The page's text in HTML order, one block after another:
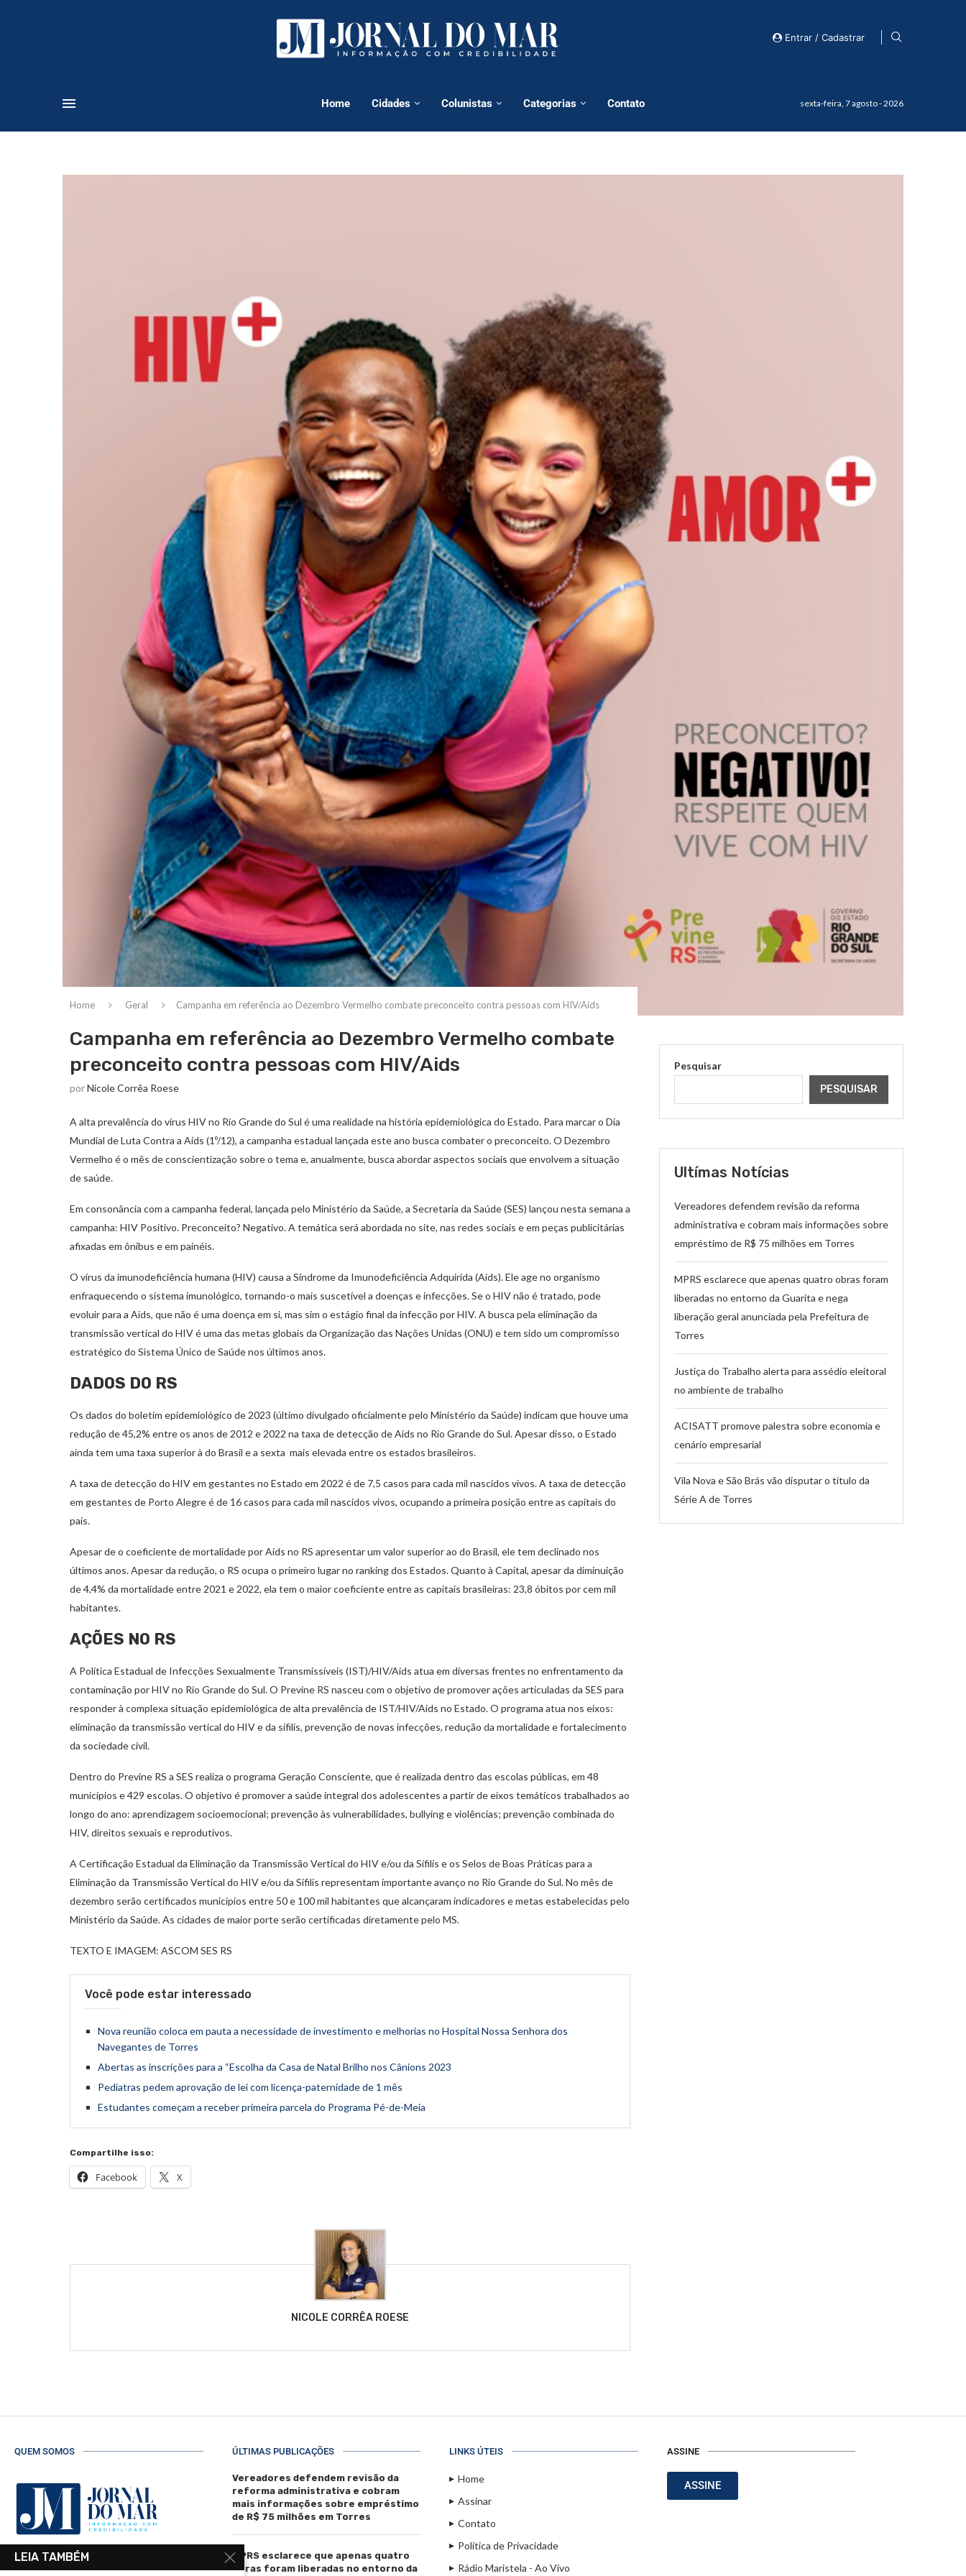
Entrar / Cadastrar
Home Cidades Colunistas Categorias Contato sexta-feira, 7 agosto - 2026
Home Geral Campanha em referência ao Dezembro Vermelho combate preconceito contra pessoas com HIV/Aids
Campanha em referência ao Dezembro Vermelho combate
preconceito contra pessoas com HIV/Aids
porNicole Corrêa Roese
A alta prevalência do vírus HIV no Rio Grande do Sul é uma realidade na história epidemiológica do Estado. Para marcar o Dia
Mundial de Luta Contra a Aids (1º/12), a campanha estadual lançada este ano busca combater o preconceito. O Dezembro
Vermelho é o mês de conscientização sobre o tema e, anualmente, busca abordar aspectos sociais que envolvem a situação
de saúde.
Em consonância com a campanha federal, lançada pelo Ministério da Saúde, a Secretaria da Saúde (SES) lançou nesta semana a
campanha: HIV Positivo. Preconceito? Negativo. A temática será abordada no site, nas redes sociais e em peças publicitárias
afixadas em ônibus e em painéis.
O vírus da imunodeficiência humana (HIV) causa a Síndrome da Imunodeficiência Adquirida (Aids). Ele age no organismo
enfraquecendo o sistema imunológico, tornando-o mais suscetível a doenças e infecções. Se o HIV não é tratado, pode
evoluir para a Aids, que não é uma doença em si, mas sim o estágio final da infecção por HIV. A busca pela eliminação da
transmissão vertical do HIV é uma das metas globais da Organização das Nações Unidas (ONU) e tem sido um compromisso
estratégico do Sistema Único de Saúde nos últimos anos.
DADOS DO RS
Os dados do boletim epidemiológico de 2023 (último divulgado oficialmente pelo Ministério da Saúde) indicam que houve uma
redução de 45,2% entre os anos de 2012 e 2022 na taxa de detecção de Aids no Rio Grande do Sul. Apesar disso, o Estado
ainda tem uma taxa superior à do Brasil e a sexta mais elevada entre os estados brasileiros.
A taxa de detecção do HIV em gestantes no Estado em 2022 é de 7,5 casos para cada mil nascidos vivos. A taxa de detecção
em gestantes de Porto Alegre é de 16 casos para cada mil nascidos vivos, ocupando a primeira posição entre as capitais do
país.
Apesar de o coeficiente de mortalidade por Aids no RS apresentar um valor superior ao do Brasil, ele tem declinado nos
últimos anos. Apesar da redução, o RS ocupa o primeiro lugar no ranking dos Estados. Quanto à Capital, apesar da diminuição
de 4,4% da mortalidade entre 2021 e 2022, ela tem o maior coeficiente entre as capitais brasileiras: 23,8 óbitos por cem mil
habitantes.
AÇÕES NO RS
A Política Estadual de Infecções Sexualmente Transmissíveis (IST)/HIV/Aids atua em diversas frentes no enfrentamento da
contaminação por HIV no Rio Grande do Sul. O Previne RS nasceu com o objetivo de promover ações articuladas da SES para
responder à complexa situação epidemiológica de alta prevalência de IST/HIV/Aids no Estado. O programa atua nos eixos:
eliminação da transmissão vertical do HIV e da sífilis, prevenção de novas infecções, redução da mortalidade e fortalecimento
da sociedade civil.
Dentro do Previne RS a SES realiza o programa Geração Consciente, que é realizada dentro das escolas públicas, em 48
municípios e 429 escolas. O objetivo é promover a saúde integral dos adolescentes a partir de eixos temáticos trabalhados ao
longo do ano: aprendizagem socioemocional; prevenção às vulnerabilidades, bullying e violências; prevenção combinada do
HIV, direitos sexuais e reprodutivos.
A Certificação Estadual da Eliminação da Transmissão Vertical do HIV e/ou da Sífilis e os Selos de Boas Práticas para a
Eliminação da Transmissão Vertical do HIV e/ou da Sífilis representam importante avanço no Rio Grande do Sul. No mês de
dezembro serão certificados municípios entre 50 e 100 mil habitantes que alcançaram indicadores e metas estabelecidas pelo
Ministério da Saúde. As cidades de maior porte serão certificadas diretamente pelo MS.
TEXTO E IMAGEM: ASCOM SES RS
Você pode estar interessado
Nova reunião coloca em pauta a necessidade de investimento e melhorias no Hospital Nossa Senhora dos
Navegantes de Torres
Abertas as inscrições para a “Escolha da Casa de Natal Brilho nos Cânions 2023
Pediatras pedem aprovação de lei com licença-paternidade de 1 mês
Estudantes começam a receber primeira parcela do Programa Pé-de-Meia
Compartilhe isso:
Facebook X
NICOLE CORRÊA ROESE
Pesquisar
PESQUISAR
Ultímas Notícias
Vereadores defendem revisão da reforma
administrativa e cobram mais informações sobre
empréstimo de R$ 75 milhões em Torres
MPRS esclarece que apenas quatro obras foram
liberadas no entorno da Guarita e nega
liberação geral anunciada pela Prefeitura de
Torres
Justiça do Trabalho alerta para assédio eleitoral
no ambiente de trabalho
ACISATT promove palestra sobre economia e
cenário empresarial
Vila Nova e São Brás vão disputar o título da
Série A de Torres
QUEM SOMOS ÚLTIMAS PUBLICAÇÕES
Vereadores defendem revisão da
reforma administrativa e cobram
mais informações sobre empréstimo
de R$ 75 milhões em Torres
MPRS esclarece que apenas quatro
obras foram liberadas no entorno da
LINKS ÚTEIS
Home
Assinar
Contato
Política de Privacidade
Rádio Maristela - Ao Vivo
ASSINE
ASSINE
LEIA TAMBÉM